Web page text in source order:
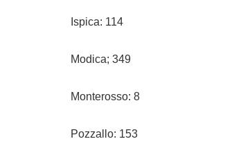
Ispica: 114
Modica; 349
Monterosso: 8
Pozzallo: 153